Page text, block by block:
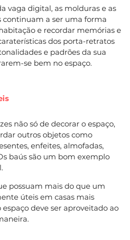
vaga digital, as molduras e as
a ser uma forma
e recordar memórias e
dos porta-retratos
e padrões da sua
se bem no espaço.
não só de decorar o espaço,
outros objetos como
enfeites, almofadas,
baús são um bom exemplo
possuam mais do que um
úteis em casas mais
deve ser aproveitado ao